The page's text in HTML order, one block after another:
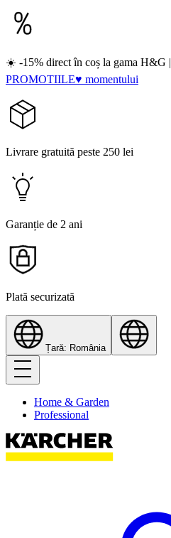
☀️ -15% direct în coș la gama H&G |
PROMOTIILE♥ momentului
Livrare gratuită peste 250 lei
Garanție de 2 ani
Plată securizată
Țară: România
Home & Garden
Professional